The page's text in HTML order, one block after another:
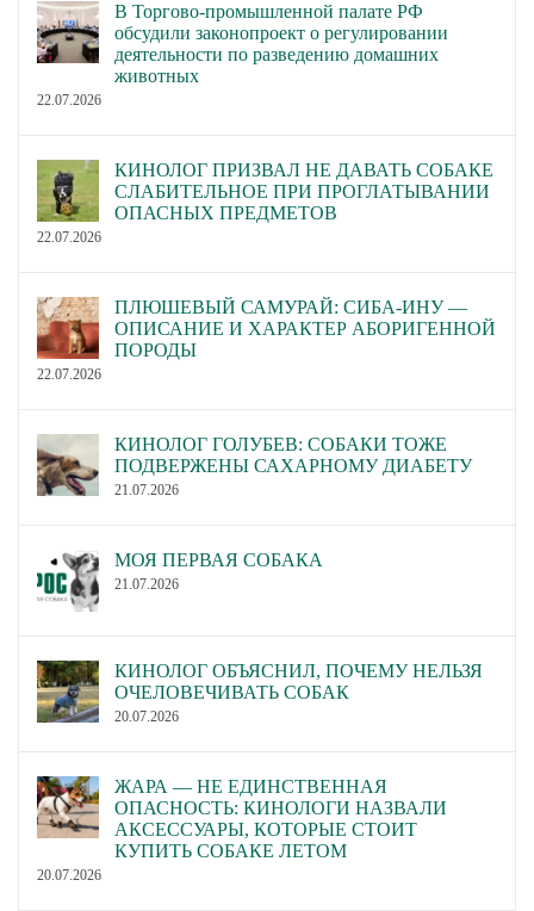
В Торгово-промышленной палате РФ
обсудили законопроект о регулировании
деятельности по разведению домашних
животных
22.07.2026
КИНОЛОГ ПРИЗВАЛ НЕ ДАВАТЬ СОБАКЕ
СЛАБИТЕЛЬНОЕ ПРИ ПРОГЛАТЫВАНИИ
ОПАСНЫХ ПРЕДМЕТОВ
22.07.2026
ПЛЮШЕВЫЙ САМУРАЙ: СИБА-ИНУ —
ОПИСАНИЕ И ХАРАКТЕР АБОРИГЕННОЙ
ПОРОДЫ
22.07.2026
КИНОЛОГ ГОЛУБЕВ: СОБАКИ ТОЖЕ
ПОДВЕРЖЕНЫ САХАРНОМУ ДИАБЕТУ
21.07.2026
МОЯ ПЕРВАЯ СОБАКА
21.07.2026
КИНОЛОГ ОБЪЯСНИЛ, ПОЧЕМУ НЕЛЬЗЯ
ОЧЕЛОВЕЧИВАТЬ СОБАК
20.07.2026
ЖАРА — НЕ ЕДИНСТВЕННАЯ
ОПАСНОСТЬ: КИНОЛОГИ НАЗВАЛИ
АКСЕССУАРЫ, КОТОРЫЕ СТОИТ
КУПИТЬ СОБАКЕ ЛЕТОМ
20.07.2026